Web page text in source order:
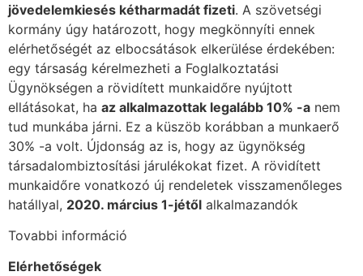
jövedelemkiesés kétharmadát fizeti. A szövetségi
kormány úgy határozott, hogy megkönnyíti ennek
elérhetőségét az elbocsátások elkerülése érdekében:
egy társaság kérelmezheti a Foglalkoztatási
Ügynökségen a rövidített munkaidőre nyújtott
ellátásokat, ha az alkalmazottak legalább 10% -a nem
tud munkába járni. Ez a küszöb korábban a munkaerő
30% -a volt. Újdonság az is, hogy az ügynökség
társadalombiztosítási járulékokat fizet. A rövidített
munkaidőre vonatkozó új rendeletek visszamenőleges
hatállyal, 2020. március 1-jétől alkalmazandók
Tovabbi információ
Elérhetőségek